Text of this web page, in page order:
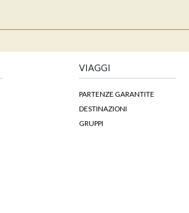
VIAGGI
PARTENZE GARANTITE
DESTINAZIONI
GRUPPI